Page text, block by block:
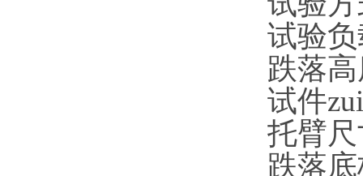
试验
跌落
试件
托臂
跌落底